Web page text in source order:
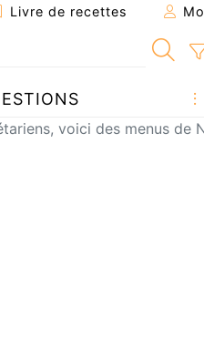
Livre de recettes
voici des menus de